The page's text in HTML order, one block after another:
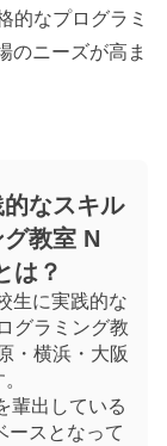
的なプログラミ
のニーズが高ま
なスキル
教室 N
は？
生に実践的な
グラミング教
・横浜・大阪
輩出している
ースとなって